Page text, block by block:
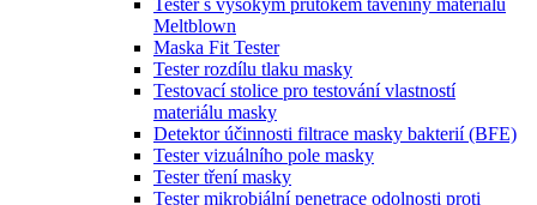
Tester s vysokým průtokem taveniny materiálu
Meltblown
Maska Fit Tester
Tester rozdílu tlaku masky
Testovací stolice pro testování vlastností
materiálu masky
Detektor účinnosti filtrace masky bakterií (BFE)
Tester vizuálního pole masky
Tester tření masky
Tester mikrobiální penetrace odolnosti proti